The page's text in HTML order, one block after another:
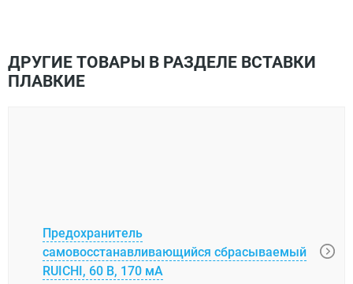
ДРУГИЕ ТОВАРЫ В РАЗДЕЛЕ ВСТАВКИ
ПЛАВКИЕ
Предохранитель
самовосстанавливающийся сбрасываемый
RUICHI, 60 В, 170 мА